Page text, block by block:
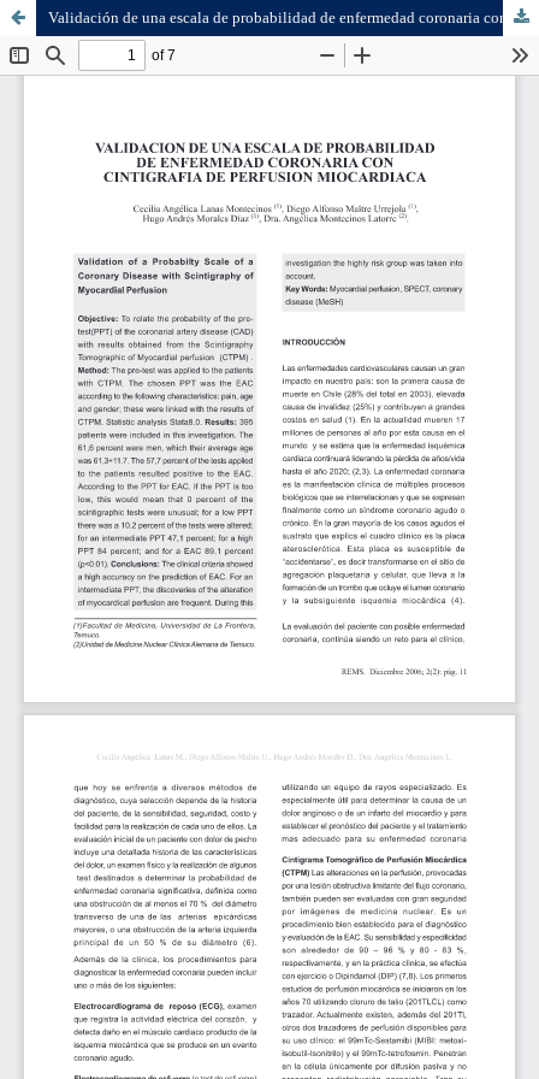
Validación de una escala de probabilidad de enfermedad coronaria con cintigrafía de perfusión miocárdica